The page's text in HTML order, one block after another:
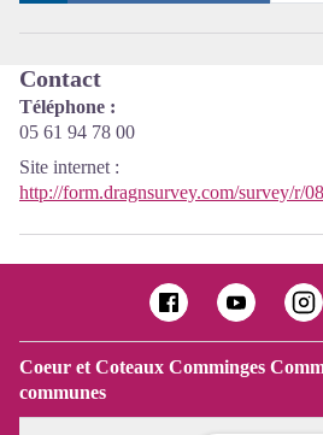
Contact
Téléphone :
05 61 94 78 00
Site internet:
http://form.dragnsurvey.com/survey/r/
Coeur et Coteaux Comminges
communes